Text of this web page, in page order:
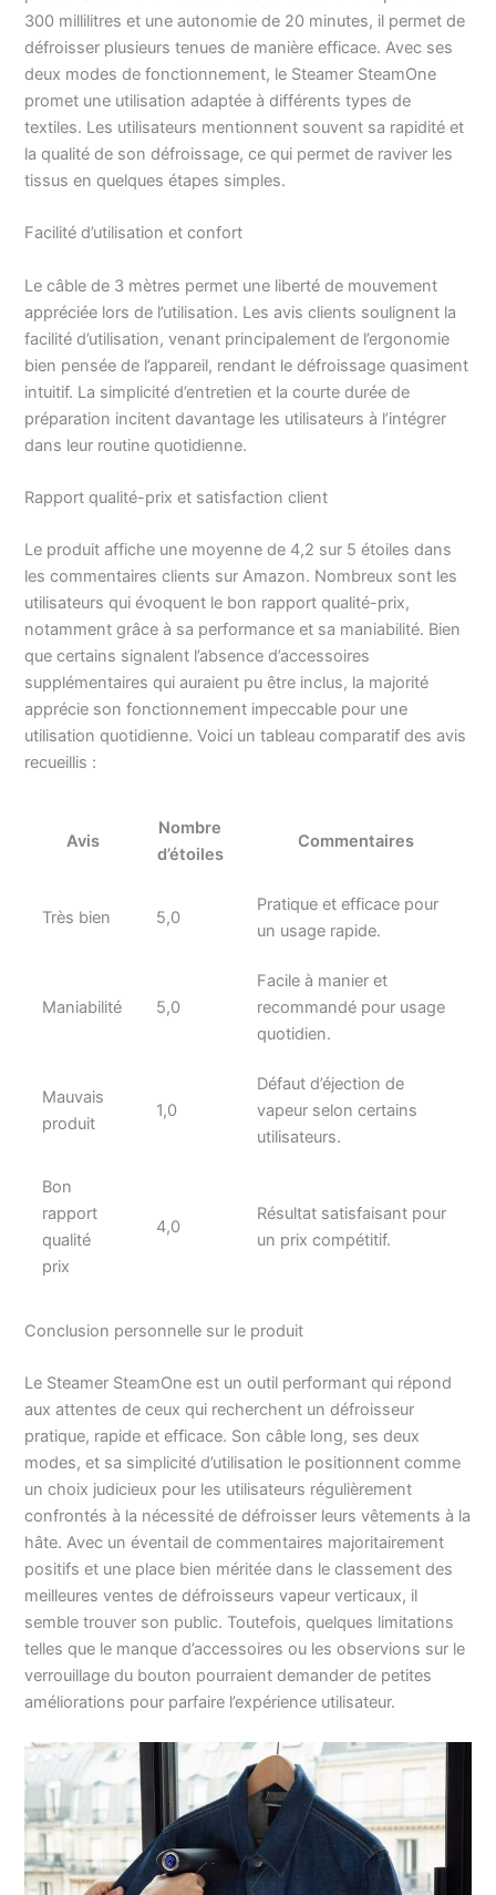
détachées disponibles
pendant 7 ans pour
privilégier la réparation.
CONCEPTION
FRANÇAISE : design et
savoir-faire 100%
français. SteamOne,
expert du défroissage
vapeur depuis 15 ans.
300 millilitres et une autonomie de 20 minutes, il permet de
défroisser plusieurs tenues de manière efficace. Avec ses
deux modes de fonctionnement, le Steamer SteamOne
promet une utilisation adaptée à différents types de
textiles. Les utilisateurs mentionnent souvent sa rapidité et
la qualité de son défroissage, ce qui permet de raviver les
tissus en quelques étapes simples.
Facilité d’utilisation et confort
Le câble de 3 mètres permet une liberté de mouvement
appréciée lors de l’utilisation. Les avis clients soulignent la
facilité d’utilisation, venant principalement de l’ergonomie
bien pensée de l’appareil, rendant le défroissage quasiment
intuitif. La simplicité d’entretien et la courte durée de
préparation incitent davantage les utilisateurs à l’intégrer
dans leur routine quotidienne.
Rapport qualité-prix et satisfaction client
Le produit affiche une moyenne de 4,2 sur 5 étoiles dans
les commentaires clients sur Amazon. Nombreux sont les
utilisateurs qui évoquent le bon rapport qualité-prix,
notamment grâce à sa performance et sa maniabilité. Bien
que certains signalent l’absence d’accessoires
supplémentaires qui auraient pu être inclus, la majorité
apprécie son fonctionnement impeccable pour une
utilisation quotidienne. Voici un tableau comparatif des avis
recueillis :
Avis
Nombre
d’étoiles
Commentaires
Très bien 5,0
Pratique et efficace pour
un usage rapide.
Maniabilité 5,0
Facile à manier et
recommandé pour usage
quotidien.
Mauvais
produit
1,0
Défaut d’éjection de
vapeur selon certains
utilisateurs.
Bon
rapport
qualité
prix
4,0
Résultat satisfaisant pour
un prix compétitif.
Conclusion personnelle sur le produit
Le Steamer SteamOne est un outil performant qui répond
aux attentes de ceux qui recherchent un défroisseur
pratique, rapide et efficace. Son câble long, ses deux
modes, et sa simplicité d’utilisation le positionnent comme
un choix judicieux pour les utilisateurs régulièrement
confrontés à la nécessité de défroisser leurs vêtements à la
hâte. Avec un éventail de commentaires majoritairement
positifs et une place bien méritée dans le classement des
meilleures ventes de défroisseurs vapeur verticaux, il
semble trouver son public. Toutefois, quelques limitations
telles que le manque d’accessoires ou les observions sur le
verrouillage du bouton pourraient demander de petites
améliorations pour parfaire l’expérience utilisateur.